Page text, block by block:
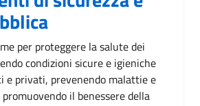
per proteggere la salute dei
condizioni sicure e igieniche
e privati, prevenendo malattie e
il benessere della